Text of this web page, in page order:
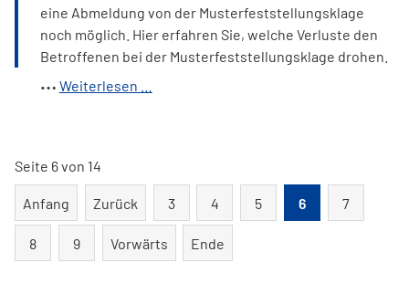
eine Abmeldung von der Musterfeststellungsklage
noch möglich. Hier erfahren Sie, welche Verluste den
Betroffenen bei der Musterfeststellungsklage drohen.
Weiterlesen …
abmelden!
Seite 6 von 14
Anfang Zurück 3 4 5 6 7
8 9 Vorwärts Ende